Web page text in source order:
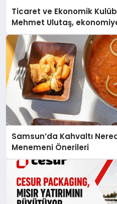
Ticaret ve Ekonomik
Mehmet Ulutaş,
açıklamada şunları
Samsun’da Kahvaltı
Menemeni Önerileri